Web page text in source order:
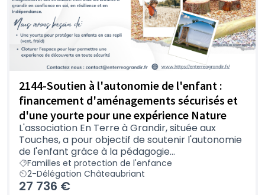
2144-Soutien à l'autonomie de l'enfant :
financement d'aménagements sécurisés et
d'une yourte pour une expérience Nature
L'association En Terre à Grandir, située aux
Touches, a pour objectif de soutenir l'autonomie
de l'enfant grâce à la pédagogie...
Familles et protection de l'enfance
2-Délégation Châteaubriant
27 736 €